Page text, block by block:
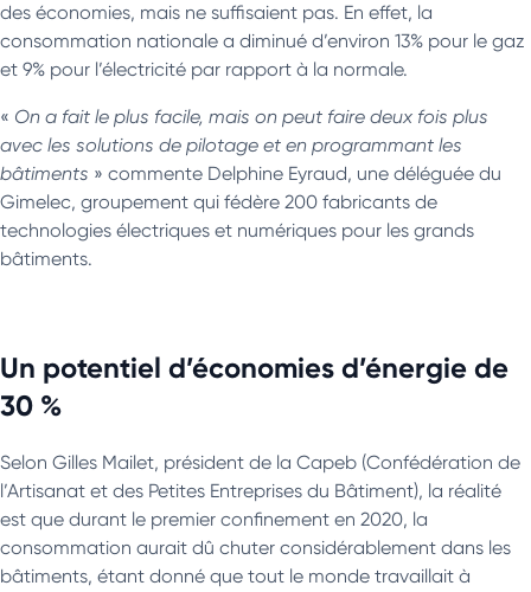
des économies, mais ne suffisaient pas. En effet, la
consommation nationale a diminué d’environ 13% pour le gaz
et 9% pour l’électricité par rapport à la normale.
« On a fait le plus facile, mais on peut faire deux fois plus
avec les solutions de pilotage et en programmant les
bâtiments » commente Delphine Eyraud, une déléguée du
Gimelec, groupement qui fédère 200 fabricants de
technologies électriques et numériques pour les grands
bâtiments.
Un potentiel d’économies d’énergie de
30 %
Selon Gilles Mailet, président de la Capeb (Confédération de
l’Artisanat et des Petites Entreprises du Bâtiment), la réalité
est que durant le premier confinement en 2020, la
consommation aurait dû chuter considérablement dans les
bâtiments, étant donné que tout le monde travaillait à